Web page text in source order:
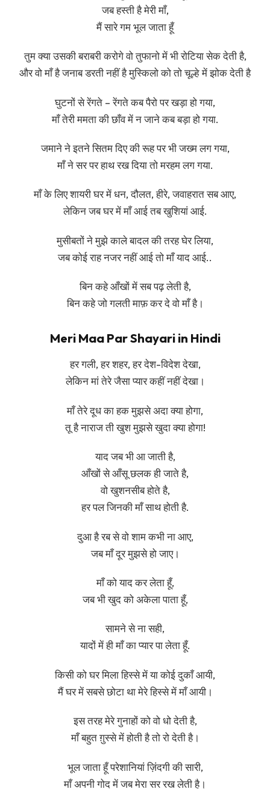
जब हस्ती है मेरी माँ,
मैं सारे गम भूल जाता हूँ
तुम क्या उसकी बराबरी करोगे वो तुफानो में भी रोटिया सेक देती है,
और वो माँ है जनाब डरती नहीं है मुस्किलो को तो चूल्हे में झोक देती है
घुटनों से रेंगते – रेंगते कब पैरो पर खड़ा हो गया,
माँ तेरी ममता की छाँव में न जाने कब बड़ा हो गया.
जमाने ने इतने सितम दिए की रूह पर भी जख्म लग गया,
माँ ने सर पर हाथ रख दिया तो मरहम लग गया.
माँ के लिए शायरी घर में धन, दौलत, हीरे, जवाहरात सब आए,
लेकिन जब घर में माँ आई तब खुशियां आई.
मुसीबतों ने मुझे काले बादल की तरह घेर लिया,
जब कोई राह नजर नहीं आई तो माँ याद आई..
बिन कहे आँखों में सब पढ़ लेती है,
बिन कहे जो गलती माफ़ कर दे वो माँ है।
Meri Maa Par Shayari in Hindi
हर गली, हर शहर, हर देश-विदेश देखा,
लेकिन मां तेरे जैसा प्यार कहीं नहीं देखा।
माँ तेरे दूध का हक मुझसे अदा क्या होगा,
तू है नाराज ती खुश मुझसे खुदा क्या होगा!
याद जब भी आ जाती है,
आँखों से आँसू छलक ही जाते है,
वो खुशनसीब होते है,
हर पल जिनकी माँ साथ होती है.
दुआ है रब से वो शाम कभी ना आए,
जब माँ दूर मुझसे हो जाए।
माँ को याद कर लेता हूँ,
जब भी खुद को अकेला पाता हूँ,
सामने से ना सही,
यादों में ही माँ का प्यार पा लेता हूँ.
किसी को घर मिला हिस्से में या कोई दुकाँ आयी,
मैं घर में सबसे छोटा था मेरे हिस्से में माँ आयी।
इस तरह मेरे गुनाहों को वो धो देती है,
माँ बहुत ग़ुस्से में होती है तो रो देती है।
भूल जाता हूँ परेशानियां ज़िंदगी की सारी,
माँ अपनी गोद में जब मेरा सर रख लेती है।